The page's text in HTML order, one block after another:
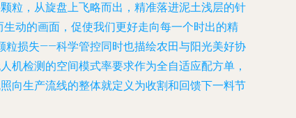
粒，从旋盘上飞略而出，精准落进泥土浅层的针
动的画面，促使我们更好走向每一个时出的精
粒损失——科学管控同时也描绘农田与阳光美好协
机检测的空间模式率要求作为全自适应配方单，
向生产流线的整体就定义为收割和回馈下一料节